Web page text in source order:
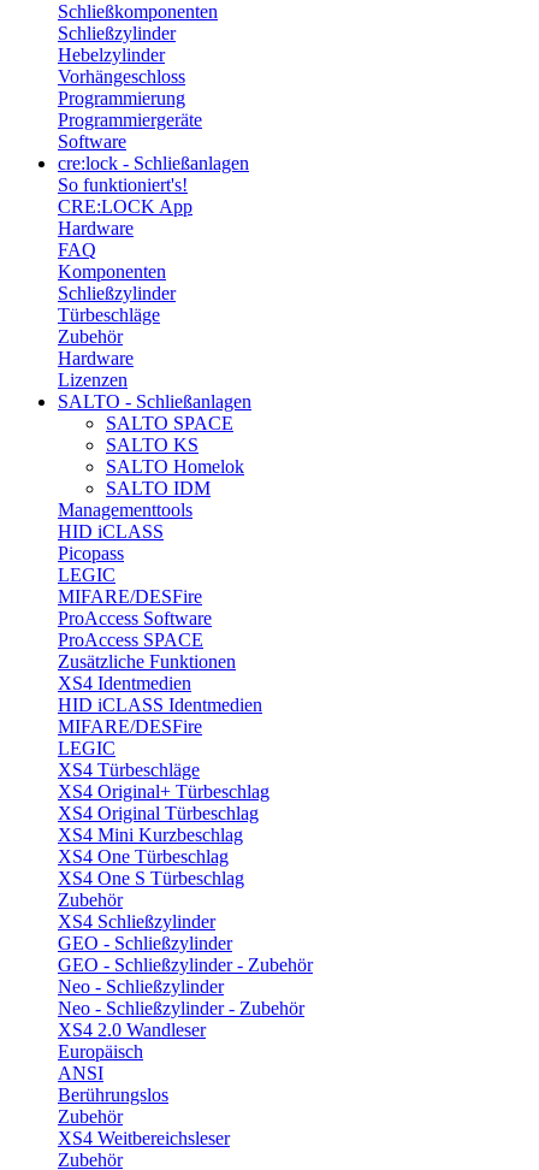
Schließkomponenten
Schließzylinder
Hebelzylinder
Vorhängeschloss
Programmierung
Programmiergeräte
Software
cre:lock - Schließanlagen
So funktioniert's!
CRE:LOCK App
Hardware
FAQ
Komponenten
Schließzylinder
Türbeschläge
Zubehör
Hardware
Lizenzen
SALTO - Schließanlagen
SALTO SPACE
SALTO KS
SALTO Homelok
SALTO IDM
Managementtools
HID iCLASS
Picopass
LEGIC
MIFARE/DESFire
ProAccess Software
ProAccess SPACE
Zusätzliche Funktionen
XS4 Identmedien
HID iCLASS Identmedien
MIFARE/DESFire
LEGIC
XS4 Türbeschläge
XS4 Original+ Türbeschlag
XS4 Original Türbeschlag
XS4 Mini Kurzbeschlag
XS4 One Türbeschlag
XS4 One S Türbeschlag
Zubehör
XS4 Schließzylinder
GEO - Schließzylinder
GEO - Schließzylinder - Zubehör
Neo - Schließzylinder
Neo - Schließzylinder - Zubehör
XS4 2.0 Wandleser
Europäisch
ANSI
Berührungslos
Zubehör
XS4 Weitbereichsleser
Zubehör